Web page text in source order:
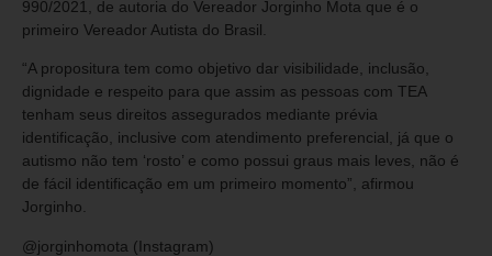
990/2021, de autoria do Vereador Jorginho Mota que é o
primeiro Vereador Autista do Brasil.
“A propositura tem como objetivo dar visibilidade, inclusão,
dignidade e respeito para que assim as pessoas com TEA
tenham seus direitos assegurados mediante prévia
identificação, inclusive com atendimento preferencial, já que o
autismo não tem ‘rosto’ e como possui graus mais leves, não é
de fácil identificação em um primeiro momento”, afirmou
Jorginho.
@jorginhomota (Instagram)